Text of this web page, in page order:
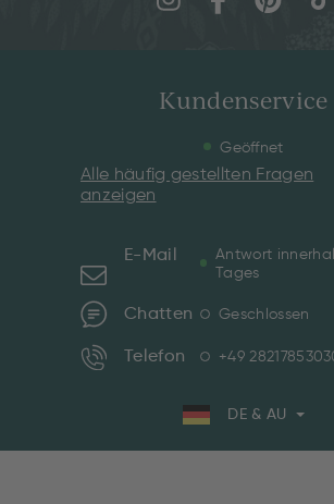
Kundenservice
Geöffnet
Alle häufig gestellten Fragen
anzeigen
E-Mail
Antwort
Tages
Chatten Geschlossen
Telefon +49
DE & AU